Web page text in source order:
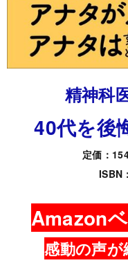
精神科
40代を後
定価：
ISBN
Amazon
感動の声が